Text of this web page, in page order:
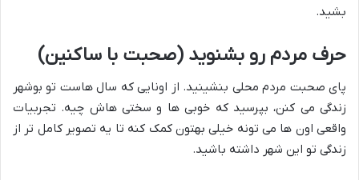
بشید.
حرف مردم رو بشنوید (صحبت با ساکنین)
پای صحبت مردم محلی بنشینید. از اونایی که سال هاست تو بوشهر
زندگی می کنن، بپرسید که خوبی ها و سختی هاش چیه. تجربیات
واقعی اون ها می تونه خیلی بهتون کمک کنه تا یه تصویر کامل تر از
زندگی تو این شهر داشته باشید.